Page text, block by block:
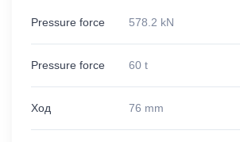
Pressure force 578.2 kN
Pressure force 60 t
Ход 76 mm